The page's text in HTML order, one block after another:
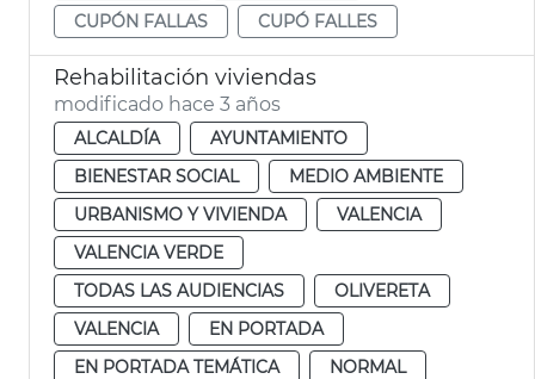
CUPÓN FALLAS
CUPÓ FALLES
Rehabilitación viviendas
modificado hace 3 años
ALCALDÍA
AYUNTAMIENTO
BIENESTAR SOCIAL
MEDIO AMBIENTE
URBANISMO Y VIVIENDA
VALENCIA
VALENCIA VERDE
TODAS LAS AUDIENCIAS
OLIVERETA
VALENCIA
EN PORTADA
EN PORTADA TEMÁTICA
NORMAL